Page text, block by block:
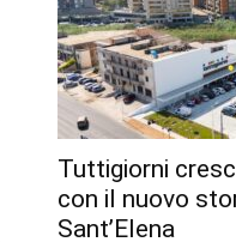
Tuttigiorni
con il nuovo
Sant’Elena